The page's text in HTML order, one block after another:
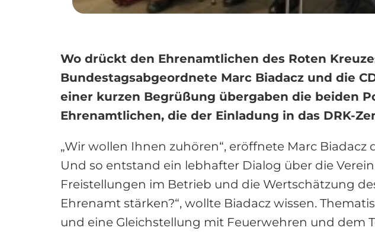
Wo drückt den Ehrenamtlichen des Roten
Bundestagsabgeordnete Marc Biadacz und die
einer kurzen Begrüßung übergaben die beiden
Ehrenamtlichen, die der Einladung in das DRK-
„Wir wollen Ihnen zuhören“, eröffnete Marc Biadacz
Und so entstand ein lebhafter Dialog über die
Freistellungen im Betrieb und die Wertschätzung
Ehrenamt stärken?“, wollte Biadacz wissen.
und eine Gleichstellung mit Feuerwehren und dem